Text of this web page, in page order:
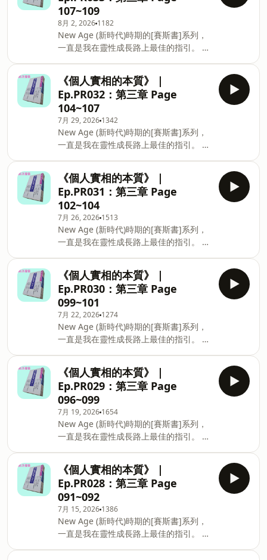
在讀的，是《個人實相的本質》這本賽斯
寫的，直接描述自我意識如何構築人實相
的著作。 譯者：王季慶、王育盛 出版
者：方智出版社股份有限公司 -- Hosting
provided by SoundOn
107~109
8月 2, 2026 1182
New Age (新時代)時期的[賽斯書]系列，
一直是我在靈性成長路上最佳的指引。 各
短短20分鐘上下的時間，就可以聽我剖讀
賽斯書給你聽。 希望用這種便利的方式，
能吸引到更多對賽斯書有興趣的人。 目前
在讀的，是《個人實相的本質》這本賽斯
寫的，直接描述自我意識如何構築人實相
的著作。 譯者：王季慶、王育盛 出版
者：方智出版社股份有限公司 -- Hosting
provided by SoundOn
《個人實相的本質》 |
Ep.PR032：第三章 Page
104~107
7月 29, 2026 1342
New Age (新時代)時期的[賽斯書]系列，
一直是我在靈性成長路上最佳的指引。 各
短短20分鐘上下的時間，就可以聽我剖讀
賽斯書給你聽。 希望用這種便利的方式，
能吸引到更多對賽斯書有興趣的人。 目前
在讀的，是《個人實相的本質》這本賽斯
寫的，直接描述自我意識如何構築人實相
的著作。 譯者：王季慶、王育盛 出版
者：方智出版社股份有限公司 -- Hosting
provided by SoundOn
《個人實相的本質》 |
Ep.PR031：第三章 Page
102~104
7月 26, 2026 1513
New Age (新時代)時期的[賽斯書]系列，
一直是我在靈性成長路上最佳的指引。 各
短短20分鐘上下的時間，就可以聽我剖讀
賽斯書給你聽。 希望用這種便利的方式，
能吸引到更多對賽斯書有興趣的人。 目前
在讀的，是《個人實相的本質》這本賽斯
寫的，直接描述自我意識如何構築人實相
的著作。 譯者：王季慶、王育盛 出版
者：方智出版社股份有限公司 -- Hosting
provided by SoundOn
《個人實相的本質》 |
Ep.PR030：第三章 Page
099~101
7月 22, 2026 1274
New Age (新時代)時期的[賽斯書]系列，
一直是我在靈性成長路上最佳的指引。 各
短短20分鐘上下的時間，就可以聽我剖讀
賽斯書給你聽。 希望用這種便利的方式，
能吸引到更多對賽斯書有興趣的人。 目前
在讀的，是《個人實相的本質》這本賽斯
寫的，直接描述自我意識如何構築人實相
的著作。 譯者：王季慶、王育盛 出版
者：方智出版社股份有限公司 -- Hosting
provided by SoundOn
《個人實相的本質》 |
Ep.PR029：第三章 Page
096~099
7月 19, 2026 1654
New Age (新時代)時期的[賽斯書]系列，
一直是我在靈性成長路上最佳的指引。 各
短短20分鐘上下的時間，就可以聽我剖讀
賽斯書給你聽。 希望用這種便利的方式，
能吸引到更多對賽斯書有興趣的人。 目前
在讀的，是《個人實相的本質》這本賽斯
寫的，直接描述自我意識如何構築人實相
的著作。 譯者：王季慶、王育盛 出版
者：方智出版社股份有限公司 -- Hosting
provided by SoundOn
《個人實相的本質》 |
Ep.PR028：第三章 Page
091~092
7月 15, 2026 1386
New Age (新時代)時期的[賽斯書]系列，
一直是我在靈性成長路上最佳的指引。 各